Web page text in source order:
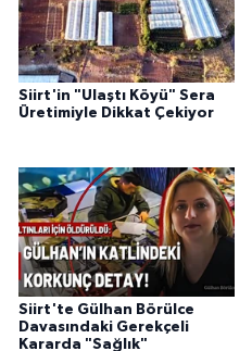
Siirt'in "Ulaştı Köyü" Sera
Üretimiyle Dikkat Çekiyor
Siirt'te Gülhan Börülce
Davasındaki Gerekçeli
Kararda "Sağlık"